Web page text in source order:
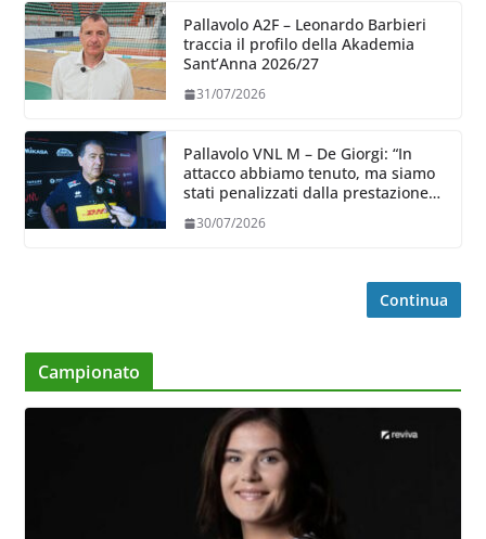
Pallavolo A2F – Leonardo Barbieri
traccia il profilo della Akademia
Sant’Anna 2026/27
31/07/2026
Pallavolo VNL M – De Giorgi: “In
attacco abbiamo tenuto, ma siamo
stati penalizzati dalla prestazione
30/07/2026
Continua
Campionato